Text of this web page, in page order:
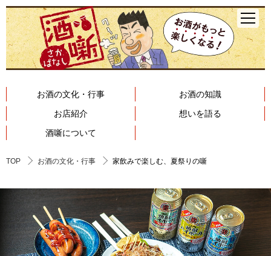
お酒の文化・行事
お酒の知識
お店紹介
想いを語る
酒噺について
TOP お酒の文化・行事 家飲みで楽しむ、夏祭りの噺